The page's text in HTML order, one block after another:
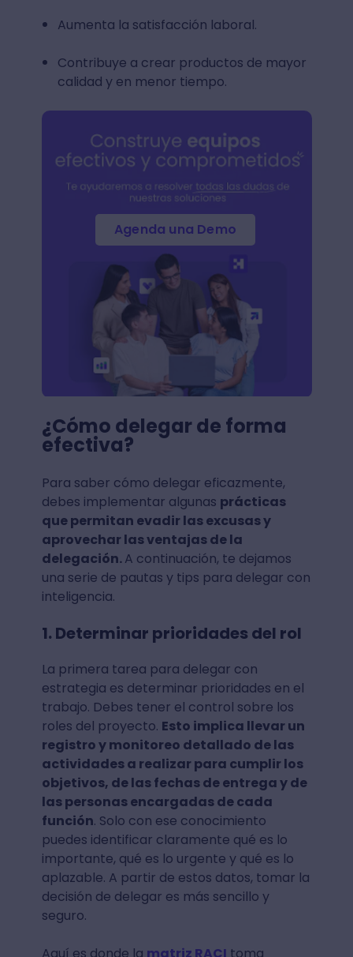
Aumenta la satisfacción laboral.
Contribuye a crear productos de mayor
calidad y en menor tiempo.
Agenda una Demo
¿Cómo delegar de forma
efectiva?
Para saber cómo delegar eficazmente,
debes implementar algunas prácticas
que permitan evadir las excusas y
aprovechar las ventajas de la
delegación.A continuación, te dejamos
una serie de pautas y tips para delegar con
inteligencia.
1. Determinar prioridades del rol
La primera tarea para delegar con
estrategia es determinar prioridades en el
trabajo. Debes tener el control sobre los
roles del proyecto. Esto implica llevar un
registro y monitoreo detallado de las
actividades a realizar para cumplir los
objetivos, de las fechas de entrega y de
las personas encargadas de cada
función. Solo con ese conocimiento
puedes identificar claramente qué es lo
importante, qué es lo urgente y qué es lo
aplazable. A partir de estos datos, tomar la
decisión de delegar es más sencillo y
seguro.